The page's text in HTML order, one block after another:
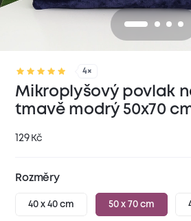
4×
Mikroplyšový povlak
tmavě modrý 50x70
129 Kč
Rozměry
40 x 40 cm 50 x 70 cm